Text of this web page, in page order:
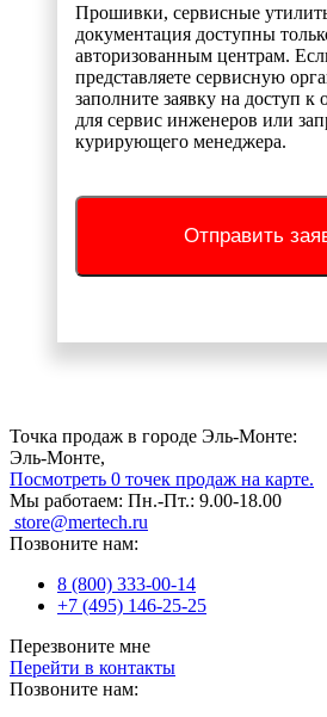
Прошивки, сервисные
документация доступны
авторизованным центрам.
представляете сервисную
заполните заявку на доступ к
для сервис инженеров или
курирующего менеджера.
Отправить
Точка продаж в городе Эль-Монте:
Эль-Монте,
Посмотреть 0 точек продаж на карте.
Мы работаем: Пн.-Пт.: 9.00-18.00
store@mertech.ru
Позвоните нам:
8 (800) 333-00-14
+7 (495) 146-25-25
Перезвоните мне
Перейти в контакты
Позвоните нам: